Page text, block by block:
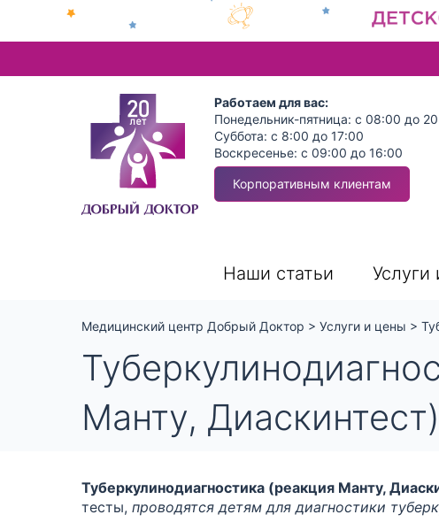
Работаем для вас:
Понедельник-пятница: с 08:00 до
Суббота: с 8:00 до 17:00
Воскресенье: с 09:00 до 16:00
Корпоративным клиентам
Наши статьи Услуги
Медицинский центр Добрый Доктор > Услуги и цены >
Манту, Диаскинтест)
Туберкулинодиагностика (реакция Манту,
тесты, проводятся детям для диагностики